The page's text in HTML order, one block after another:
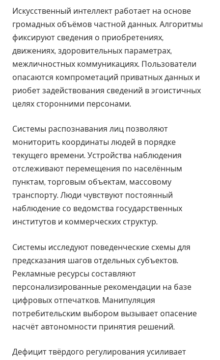
Искусственный интеллект работает на основе
громадных объёмов частной данных. Алгоритмы
фиксируют сведения о приобретениях,
движениях, здоровительных параметрах,
межличностных коммуникациях. Пользователи
опасаются компрометаций приватных данных и
риобет задействования сведений в эгоистичных
целях сторонними персонами.
Системы распознавания лиц позволяют
мониторить координаты людей в порядке
текущего времени. Устройства наблюдения
отслеживают перемещения по населённым
пунктам, торговым объектам, массовому
транспорту. Люди чувствуют постоянный
наблюдение со ведомства государственных
институтов и коммерческих структур.
Системы исследуют поведенческие схемы для
предсказания шагов отдельных субъектов.
Рекламные ресурсы составляют
персонализированные рекомендации на базе
цифровых отпечатков. Манипуляция
потребительским выбором вызывает опасение
насчёт автономности принятия решений.
Дефицит твёрдого регулирования усиливает